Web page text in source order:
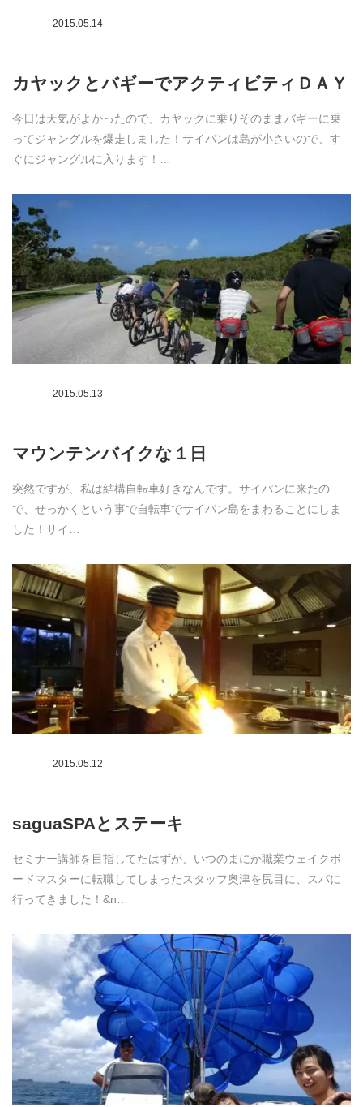
2015.05.14
カヤックとバギーでアクティビティＤＡＹ
今日は天気がよかったので、カヤックに乗りそのままバギーに乗
ってジャングルを爆走しました！サイパンは島が小さいので、す
ぐにジャングルに入ります！…
2015.05.13
マウンテンバイクな１日
突然ですが、私は結構自転車好きなんです。サイパンに来たの
で、せっかくという事で自転車でサイパン島をまわることにしま
した！サイ…
2015.05.12
saguaSPAとステーキ
セミナー講師を目指してたはずが、いつのまにか職業ウェイクボ
ードマスターに転職してしまったスタッフ奥津を尻目に、スパに
行ってきました！&n…